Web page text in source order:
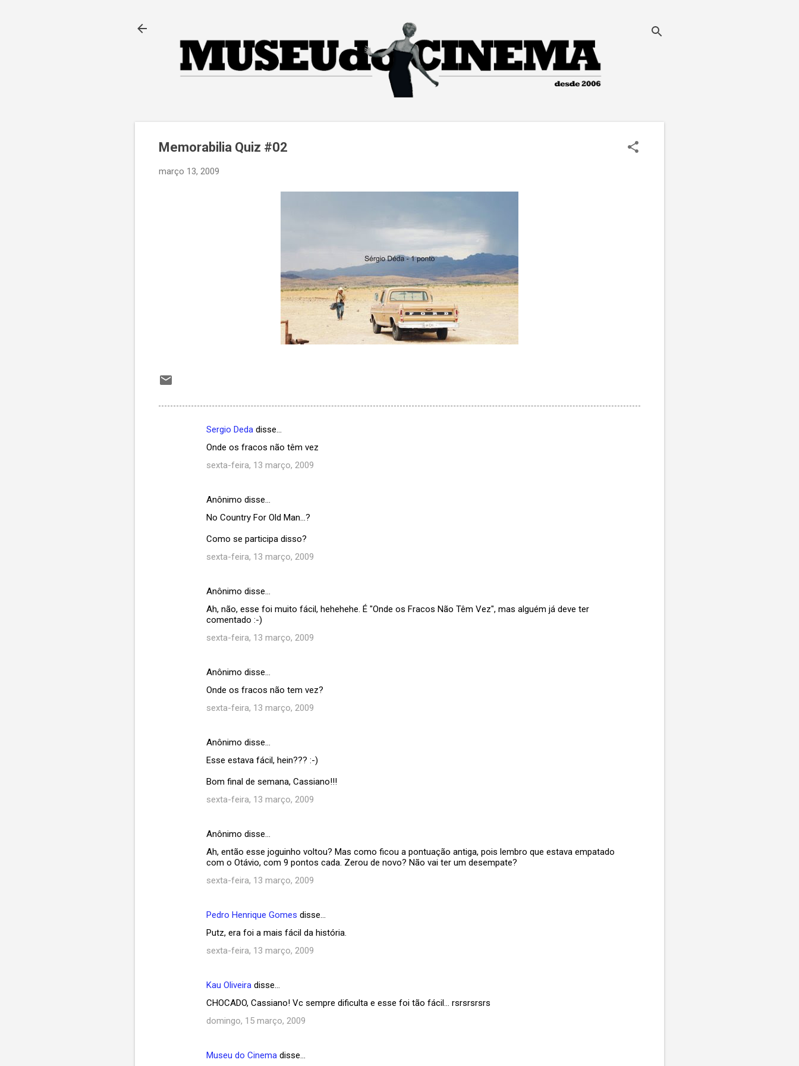
Memorabilia Quiz #02
março 13, 2009
Sergio Deda disse…
Onde os fracos não têm vez
sexta-feira, 13 março, 2009
Anônimo disse…
No Country For Old Man...?
Como se participa disso?
sexta-feira, 13 março, 2009
Anônimo disse…
Ah, não, esse foi muito fácil, hehehehe. É "Onde os Fracos Não Têm Vez", mas alguém já deve ter
comentado :-)
sexta-feira, 13 março, 2009
Anônimo disse…
Onde os fracos não tem vez?
sexta-feira, 13 março, 2009
Anônimo disse…
Esse estava fácil, hein??? :-)
Bom final de semana, Cassiano!!!
sexta-feira, 13 março, 2009
Anônimo disse…
Ah, então esse joguinho voltou? Mas como ficou a pontuação antiga, pois lembro que estava empatado
com o Otávio, com 9 pontos cada. Zerou de novo? Não vai ter um desempate?
sexta-feira, 13 março, 2009
Pedro Henrique Gomes disse…
Putz, era foi a mais fácil da história.
sexta-feira, 13 março, 2009
Kau Oliveira disse…
CHOCADO, Cassiano! Vc sempre dificulta e esse foi tão fácil... rsrsrsrsrs
domingo, 15 março, 2009
Museu do Cinema disse…